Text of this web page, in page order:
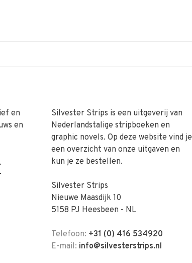
en
en
Silvester Strips is een uitgeverij van
Nederlandstalige stripboeken en
graphic novels. Op deze website vind je
een overzicht van onze uitgaven en
kun je ze bestellen.
Silvester Strips
Nieuwe Maasdijk 10
5158 PJ Heesbeen - NL
Telefoon: +31 (0) 416 534920
E-mail: info@silvesterstrips.nl